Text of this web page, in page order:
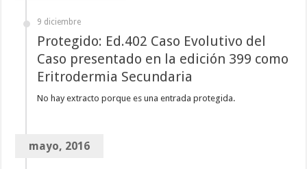
9 diciembre
Protegido: Ed.402 Caso Evolutivo del
Caso presentado en la edición 399 como
Eritrodermia Secundaria
No hay extracto porque es una entrada protegida.
mayo, 2016